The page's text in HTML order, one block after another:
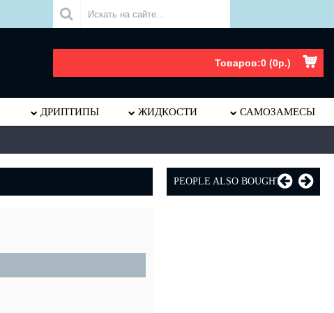
Товаров:0 (0р.)
ДРИПТИПЫ ЖИДКОСТИ САМОЗАМЕСЫ
PEOPLE ALSO BOUGHT